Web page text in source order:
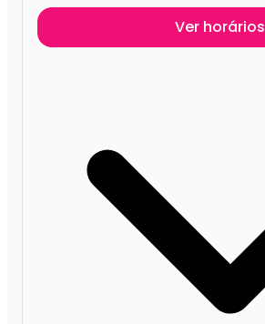
Ver horários